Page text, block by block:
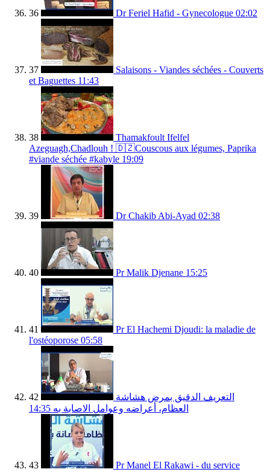
36 Dr Feriel Hafid - Gynecologue 02:02
37
Salaisons - Viandes séchées - Couverts
et Baguettes 11:43
38
Thamakfoult Ifelfel
Azeguagh,Chadlouh ! 🇩🇿Couscous aux légumes, Paprika
#viande séchée #kabyle 19:09
39 Dr Chakib Abi-Ayad 02:38
40 Pr Malik Djenane 15:25
41
Pr El Hachemi Djoudi: la maladie de
l'ostéoporose 05:58
42
التعريف الدقيق بمرض هشاشة
العظام، أعراضه وعوامل الاصابة به 14:35
43
Pr Manel El Rakawi - du service